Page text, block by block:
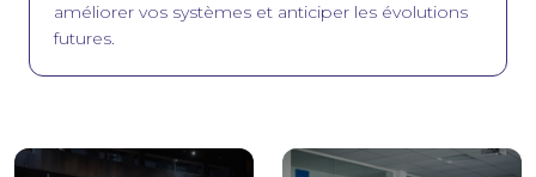
améliorer vos systèmes et anticiper les évolutions
futures.